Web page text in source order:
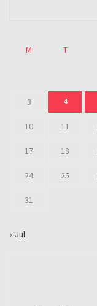
M T
3
4
10 11
17 18
24 25
31
« Jul